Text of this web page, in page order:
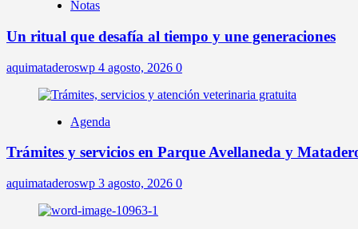
Notas
Un ritual que desafía al tiempo y une generaciones
aquimataderoswp 4 agosto, 2026 0
Agenda
Trámites y servicios en Parque Avellaneda y
aquimataderoswp 3 agosto, 2026 0